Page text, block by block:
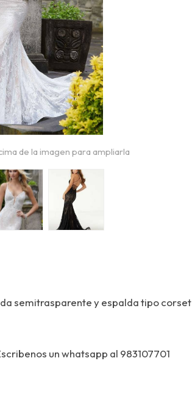
de la imagen para ampliarla
semitrasparente y espalda tipo corset
un whatsapp al 983107701